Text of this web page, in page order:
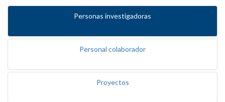
Personas investigadoras
Personal colaborador
Proyectos